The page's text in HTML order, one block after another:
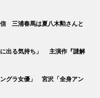
三浦春馬は夏八木勲さんと
に出る気持ち」 主演作『謎解
グラ女優」 宮沢「全身アン